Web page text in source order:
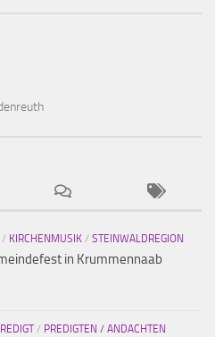
/ KIRCHENMUSIK / STEINWALDREGION
in Krummennaab
/ PREDIGTEN / ANDACHTEN